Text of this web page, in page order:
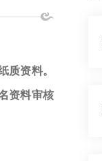
质资料。
资料审核